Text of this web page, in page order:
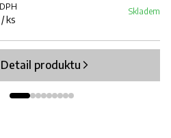
ks
Skladem
Detail produktu